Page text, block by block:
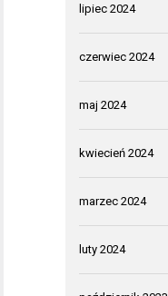
lipiec 2024
czerwiec 2024
maj 2024
kwiecień 2024
marzec 2024
luty 2024